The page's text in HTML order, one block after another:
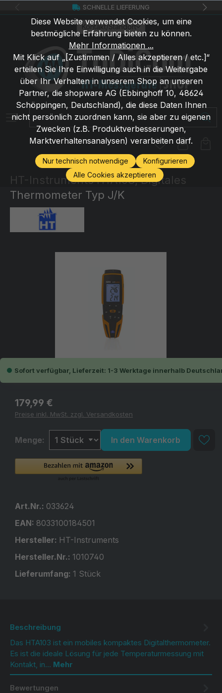
Zum Hauptinhalt springenSCHNELLE LIEFERUNG
Kontakt/Standort
Suchbegriff eingeben ...
HT-Instruments HTA103, Digitales
Thermometer Typ J/K
Sofort verfügbar, Lieferzeit: 1-3 Werktage innerhalb
Regulärer Preis:
179,99 €
Preise inkl. MwSt. zzgl. Versandkosten
Menge: In den Warenkorb
Art.Nr.: 033624
EAN: 8033100184501
Hersteller: HT-Instruments
Hersteller.Nr.: 1010740
Lieferumfang: 1 Stück
Beschreibung
Das HTA103 ist ein mobiles kompaktes Digitalthermometer.
Es ist die ideale Lösung für jede Temperaturmessung mit
Kontakt, in… Mehr
Bewertungen
Diese Website verwendet Cookies, um eine
bestmögliche Erfahrung bieten zu können.
Mehr Informationen ...
Mit Klick auf „[Zustimmen / Alles akzeptieren / etc.]“
erteilen Sie Ihre Einwilligung auch in die Weitergabe
über Ihr Verhalten in unserem Shop an unseren
Partner, die shopware AG (Ebbinghoff 10, 48624
Schöppingen, Deutschland), die diese Daten Ihnen
nicht persönlich zuordnen kann, sie aber zu eigenen
Zwecken (z.B. Produktverbesserungen,
Marktverhaltensanalysen) verarbeiten darf.
Nur technisch notwendige
Konfigurieren
Alle Cookies akzeptieren